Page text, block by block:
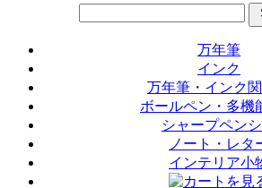
万年筆
インク
万年筆・インク
ボールペン・多機
シャープペン
ノート・レタ
インテリア小